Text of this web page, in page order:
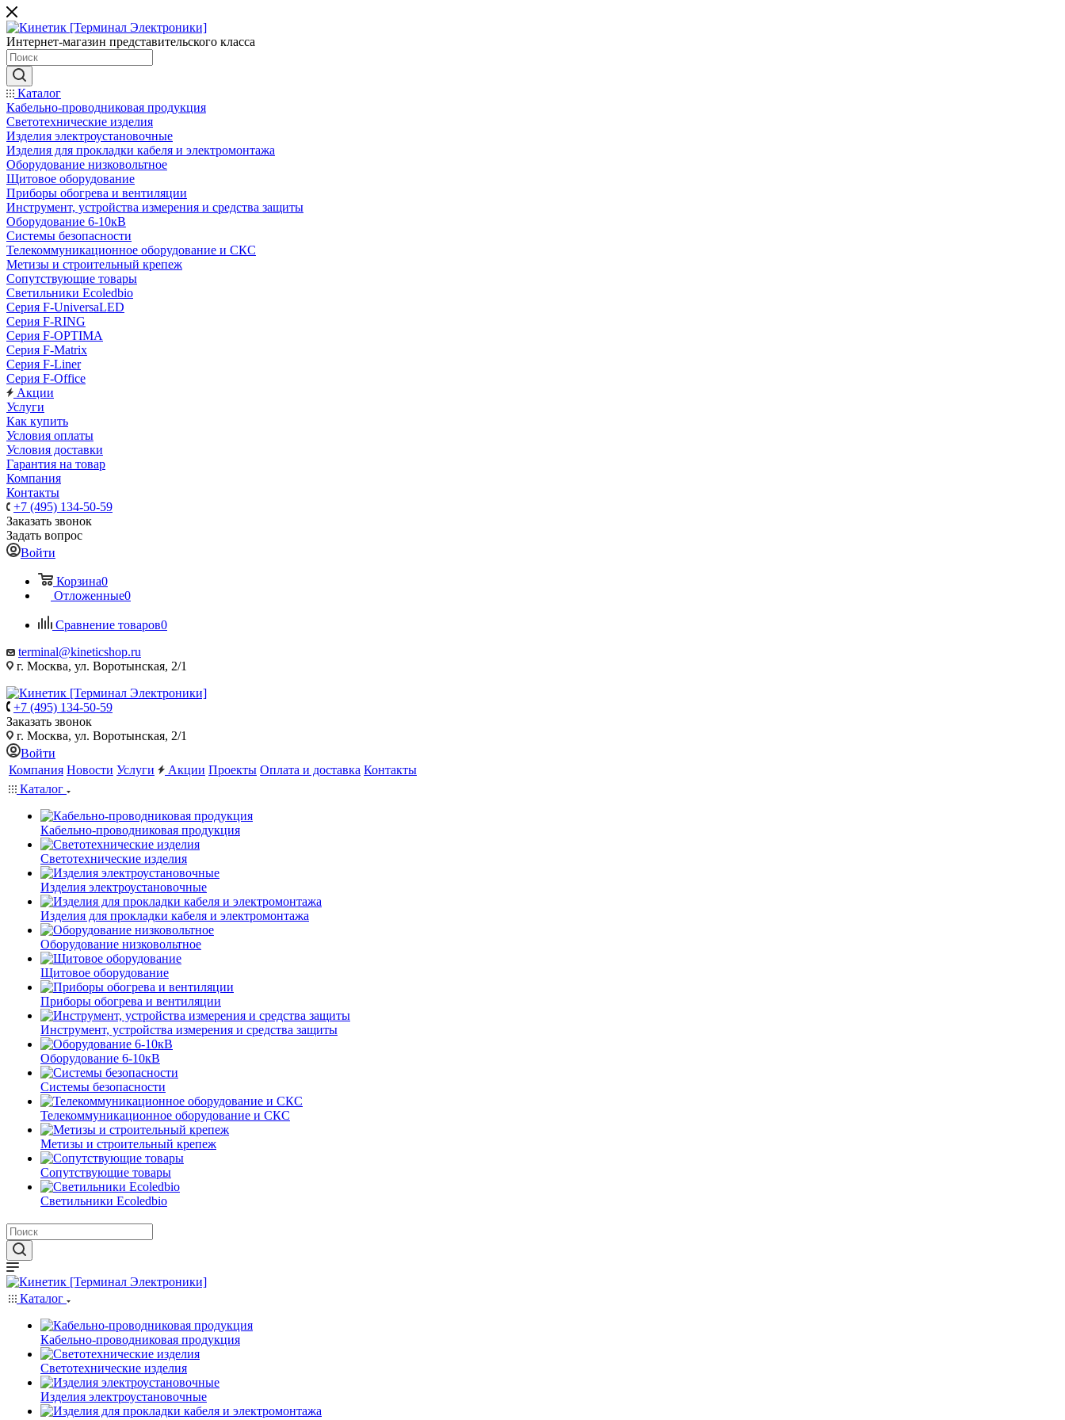
Интернет-магазин представительского класса
Каталог
Кабельно-проводниковая продукция
Светотехнические изделия
Изделия электроустановочные
Изделия для прокладки кабеля и электромонтажа
Оборудование низковольтное
Щитовое оборудование
Приборы обогрева и вентиляции
Инструмент, устройства измерения и средства защиты
Оборудование 6-10кВ
Системы безопасности
Телекоммуникационное оборудование и СКС
Метизы и строительный крепеж
Сопутствующие товары
Светильники Ecoledbio
Серия F-UniversaLED
Серия F-RING
Серия F-OPTIMA
Серия F-Matrix
Серия F-Liner
Серия F-Office
Акции
Услуги
Как купить
Условия оплаты
Условия доставки
Гарантия на товар
Компания
Контакты
+7 (495) 134-50-59
Заказать звонок
Задать вопрос
Войти
Корзина0
Отложенные0
Сравнение товаров0
terminal@kineticshop.ru
г. Москва, ул. Воротынская, 2/1
+7 (495) 134-50-59
Заказать звонок
г. Москва, ул. Воротынская, 2/1
Войти
Компания Новости Услуги Акции Проекты Оплата и доставка Контакты
Каталог
Кабельно-проводниковая продукция
Светотехнические изделия
Изделия электроустановочные
Изделия для прокладки кабеля и электромонтажа
Оборудование низковольтное
Щитовое оборудование
Приборы обогрева и вентиляции
Инструмент, устройства измерения и средства защиты
Оборудование 6-10кВ
Системы безопасности
Телекоммуникационное оборудование и СКС
Метизы и строительный крепеж
Сопутствующие товары
Светильники Ecoledbio
Каталог
Кабельно-проводниковая продукция
Светотехнические изделия
Изделия электроустановочные